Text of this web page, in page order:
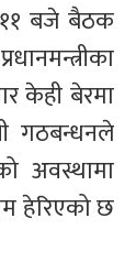
११ बजे बैठक
केही बेरमा
गठबन्धनले
अवस्थामा
हेरिएको छ